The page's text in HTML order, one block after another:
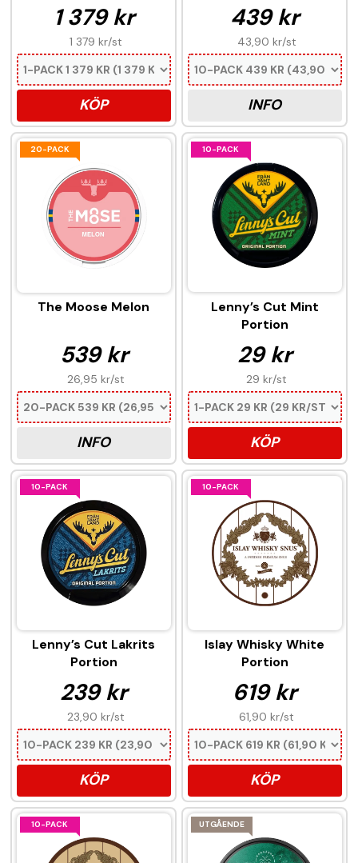
1 379 kr
1 379 kr/st
KÖP
439 kr
43,90 kr/st
INFO
20-PACK
The Moose Melon
539 kr
26,95 kr/st
INFO
10-PACK
Lenny’s Cut Mint
Portion
29 kr
29 kr/st
KÖP
10-PACK
Lenny’s Cut Lakrits
Portion
239 kr
23,90 kr/st
KÖP
10-PACK
Islay Whisky White
Portion
619 kr
61,90 kr/st
KÖP
10-PACK UTGÅENDE